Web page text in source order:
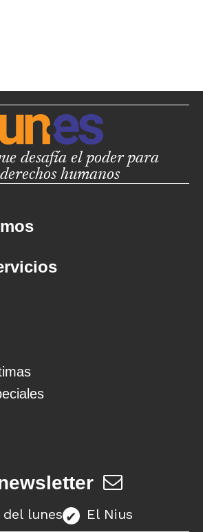
desafía el poder para
humanos
lunes El Nius